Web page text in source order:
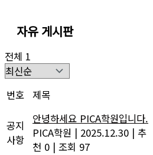
자유 게시판
전체 1
번호 제목
공지
사항
안녕하세요 PICA학원입니다.
PICA학원 | 2025.12.30 | 추
천 0 | 조회 97